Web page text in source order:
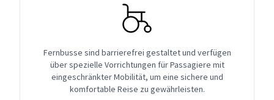
Fernbusse sind barrierefrei gestaltet und verfügen
über spezielle Vorrichtungen für Passagiere mit
eingeschränkter Mobilität, um eine sichere und
komfortable Reise zu gewährleisten.